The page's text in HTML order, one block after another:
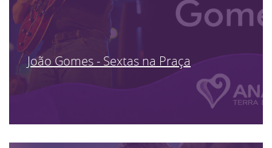
João Gomes - Sextas na Praça